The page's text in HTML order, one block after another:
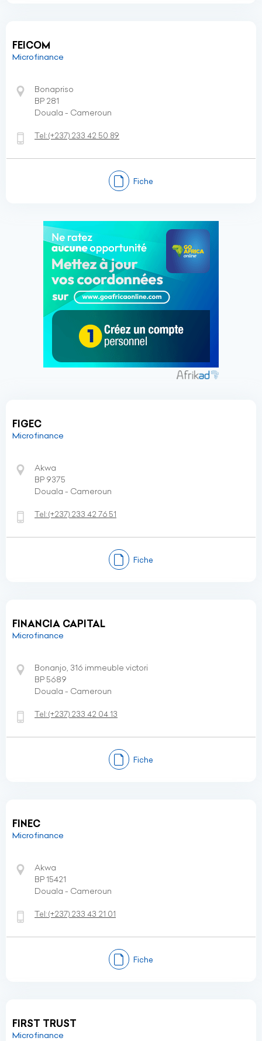
FEICOM
Microfinance
Bonapriso
BP 281
Douala - Cameroun
Tel:(+237) 233 42 50 89
Fiche
FIGEC
Microfinance
Akwa
BP 9375
Douala - Cameroun
Tel:(+237) 233 42 76 51
Fiche
FINANCIA CAPITAL
Microfinance
Bonanjo, 316 immeuble victori
BP 5689
Douala - Cameroun
Tel:(+237) 233 42 04 13
Fiche
FINEC
Microfinance
Akwa
BP 15421
Douala - Cameroun
Tel:(+237) 233 43 21 01
Fiche
FIRST TRUST
Microfinance